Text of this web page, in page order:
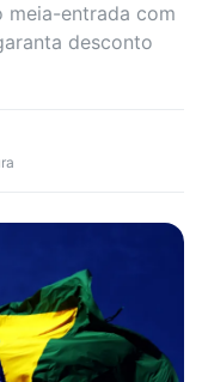
meia-entrada com
desconto